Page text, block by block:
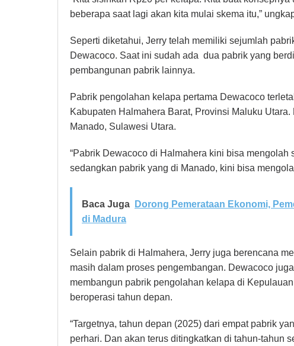
beberapa saat lagi akan kita mulai skema itu,”
Seperti diketahui, Jerry telah memiliki sejumlah
Dewacoco. Saat ini sudah ada dua pabrik yang
pembangunan pabrik lainnya.
Pabrik pengolahan kelapa pertama Dewacoco
Kabupaten Halmahera Barat, Provinsi Maluku
Manado, Sulawesi Utara.
“Pabrik Dewacoco di Halmahera kini bisa mengolah
sedangkan pabrik yang di Manado, kini bisa
Baca Juga
Dorong Pemerataan Ekonomi,
di Madura
Selain pabrik di Halmahera, Jerry juga berencana
masih dalam proses pengembangan. Dewacoco
membangun pabrik pengolahan kelapa di
beroperasi tahun depan.
“Targetnya, tahun depan (2025) dari empat pabrik
perhari. Dan akan terus ditingkatkan di tahun-tahun